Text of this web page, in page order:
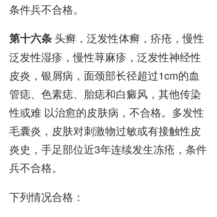
条件兵不合格。
第十六条 头癣，泛发性体癣，疥疮，慢性
泛发性湿疹，慢性荨麻疹，泛发性神经性
皮炎，银屑病，面颈部长径超过1cm的血
管痣、色素痣、胎痣和白癜风，其他传染
性或难 以治愈的皮肤病，不合格。多发性
毛囊炎，皮肤对刺激物过敏或有接触性皮
炎史，手足部位近3年连续发生冻疮，条件
兵不合格。
下列情况合格：